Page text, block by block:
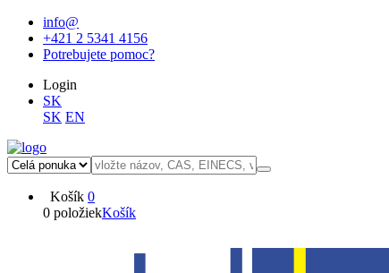
info@
+421 2 5341 4156
Potrebujete pomoc?
Login
SK
SK EN
Košík 0
0 položiekKošík